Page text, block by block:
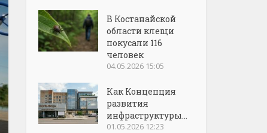
В Костанайской
области клещи
покусали 116
человек
04.05.2026 15:05
Как Концепция
развития
инфраструктуры...
01.05.2026 12:23